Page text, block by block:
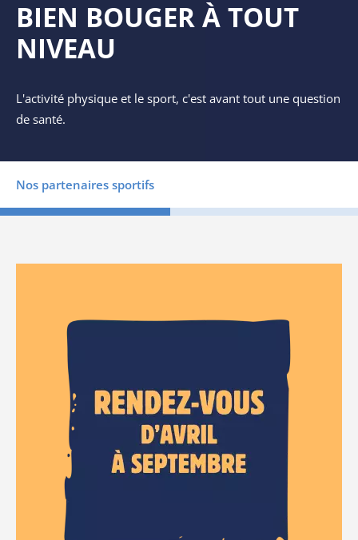
BIEN BOUGER À TOUT
NIVEAU
L'activité physique et le sport, c'est avant tout une question
de santé.
Nos partenaires sportifs